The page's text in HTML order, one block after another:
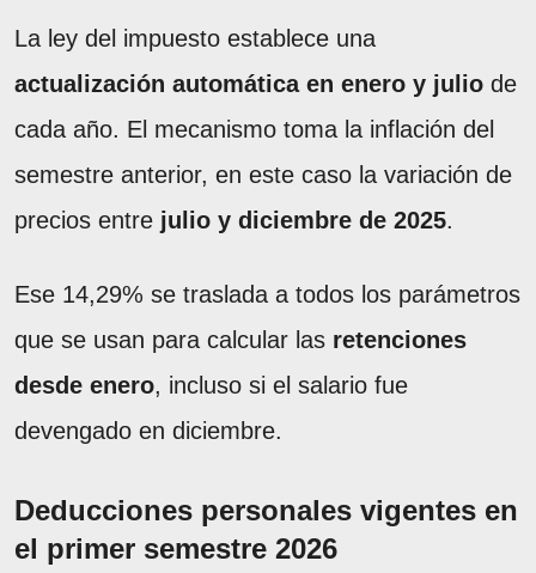
La ley del impuesto establece una
actualización automática en enero y julio de
cada año. El mecanismo toma la inflación del
semestre anterior, en este caso la variación de
precios entre julio y diciembre de 2025.
Ese 14,29% se traslada a todos los parámetros
que se usan para calcular las retenciones
desde enero, incluso si el salario fue
devengado en diciembre.
Deducciones personales vigentes en
el primer semestre 2026